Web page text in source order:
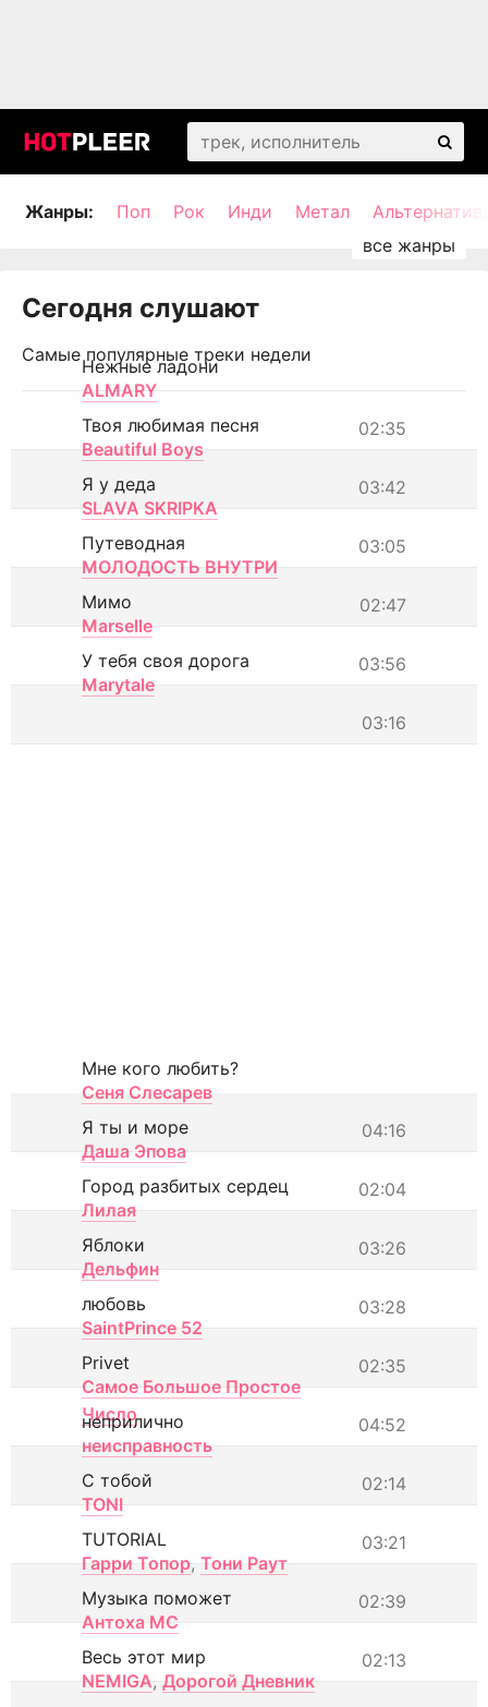
Жанры: Поп Рок Инди Метал
Сегодня слушают
Самые популярные треки недели
Нежные ладони
ALMARY
02:35
Твоя любимая песня
Beautiful Boys
03:42
Я у деда
SLAVA SKRIPKA
03:05
Путеводная
МОЛОДОСТЬ ВНУТРИ
02:47
Мимо
Marselle
03:56
У тебя своя дорога
Marytale
03:16
Мне кого любить?
Сеня Слесарев
04:16
Я ты и море
Даша Эпова
02:04
Город разбитых сердец
Лилая
03:26
Яблоки
Дельфин
03:28
любовь
SaintPrince 52
02:35
Privet
Самое Большое Простое
Число
04:52
неприлично
неисправность
02:14
С тобой
TONI
03:21
TUTORIAL
Гарри Топор, Тони Раут
02:39
Музыка поможет
Антоха МС
02:13
Весь этот мир
NEMIGA, Дорогой Дневник